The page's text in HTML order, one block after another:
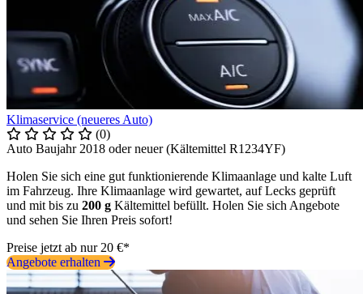
Klimaservice (neueres Auto)
(0)
Auto Baujahr 2018 oder neuer (Kältemittel R1234YF)
Holen Sie sich eine gut funktionierende Klimaanlage und kalte Luft
im Fahrzeug. Ihre Klimaanlage wird gewartet, auf Lecks geprüft
und mit bis zu 200 g Kältemittel befüllt. Holen Sie sich Angebote
und sehen Sie Ihren Preis sofort!
Preise jetzt ab nur 20 €*
Angebote erhalten